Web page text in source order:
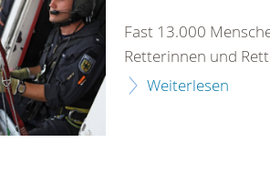
Fast 13.000
Retterinnen und
Weiterlesen